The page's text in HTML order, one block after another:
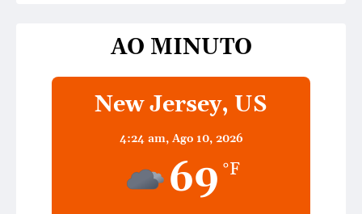
AO MINUTO
New Jersey, US
4:24 am, Ago 10, 2026
69 °F